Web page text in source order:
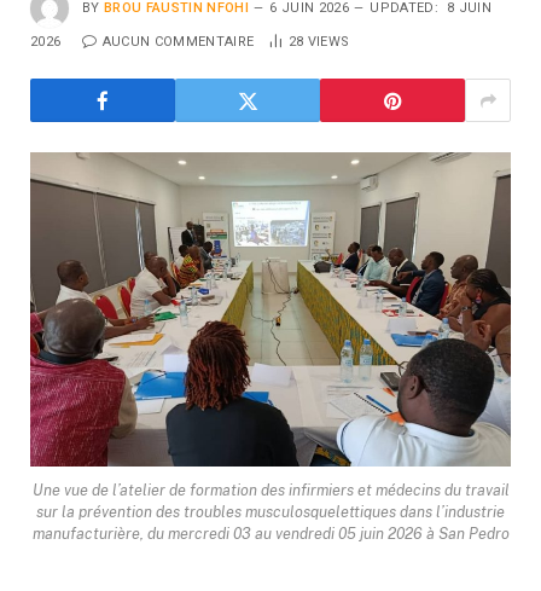
BY BROU FAUSTIN NFOHI 6 JUIN 2026 UPDATED: 8 JUIN
2026 AUCUN COMMENTAIRE 28 VIEWS
Une vue de l’atelier de formation des infirmiers et médecins du travail
sur la prévention des troubles musculosquelettiques dans l’industrie
manufacturière, du mercredi 03 au vendredi 05 juin 2026 à San Pedro